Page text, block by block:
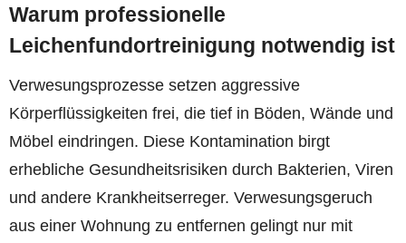
Warum professionelle
Leichenfundortreinigung notwendig ist
Verwesungsprozesse setzen aggressive
Körperflüssigkeiten frei, die tief in Böden, Wände und
Möbel eindringen. Diese Kontamination birgt
erhebliche Gesundheitsrisiken durch Bakterien, Viren
und andere Krankheitserreger. Verwesungsgeruch
aus einer Wohnung zu entfernen gelingt nur mit